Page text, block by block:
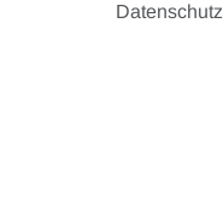
Datenschutz